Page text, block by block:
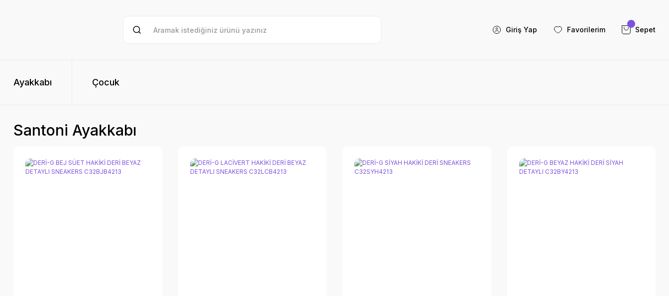
Giriş Yap Favorilerim Sepet
Ayakkabı Çocuk
Santoni Ayakkabı